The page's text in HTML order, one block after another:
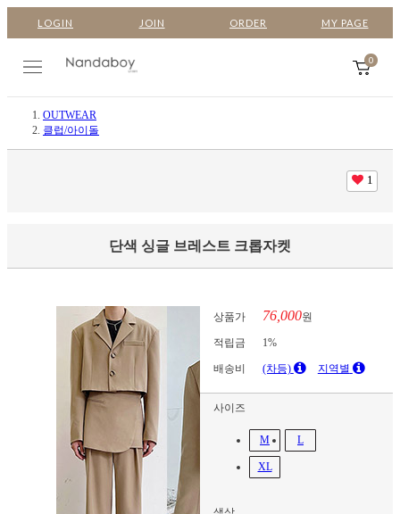
LOGIN JOIN ORDER MY PAGE
0
OUTWEAR
클럽/아이돌
1
단색 싱글 브레스트 크롭자켓
상품가 76,000원
적립금 1%
배송비 (차등) 지역별
사이즈
M L
XL